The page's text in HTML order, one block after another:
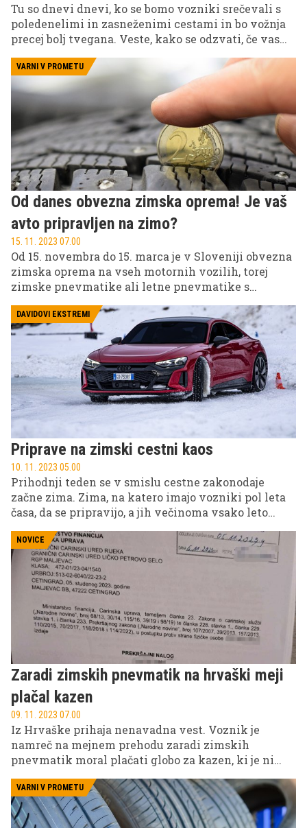
Tu so dnevi dnevi, ko se bomo vozniki srečevali s
poledenelimi in zasneženimi cestami in bo vožnja
precej bolj tvegana. Veste, kako se odzvati, če vas
Pravilna reakcija je lahkona koncu razlika med
življenjem in smrtjo.
VARNI V PROMETU
Od danes obvezna zimska oprema! Je vaš
avto pripravljen na zimo?
15. 11. 2023 07.00
Od 15. novembra do 15. marca je v Sloveniji obvezna
zimska oprema na vseh motornih vozilih, torej
zimske pnevmatike ali letne pnevmatike s
prinaša več tveganj, zato je priprava vozila nujna.
Ustrezne pnevmatike so ključnega pomena za
varno vožnjo, so sporočili iz agencije za varnost
prometa (AVP).
DAVIDOVI EKSTREMI
Priprave na zimski cestni kaos
10. 11. 2023 05.00
Prihodnji teden se v smislu cestne zakonodaje
začne zima. Zima, na katero imajo vozniki pol leta
časa, da se pripravijo, a jih večinoma vsako leto
službami in elektronskimi pomagali svojega avta,
namesto da bi nad svojim (ne)znanjem in zimsko
opremo vozila.
NOVICE
Zaradi zimskih pnevmatik na hrvaški meji
plačal kazen
09. 11. 2023 07.00
Iz Hrvaške prihaja nenavadna vest. Voznik je
namreč na mejnem prehodu zaradi zimskih
pnevmatik moral plačati globo za kazen, ki je ni
poznal. Jo poznate vi?
VARNI V PROMETU